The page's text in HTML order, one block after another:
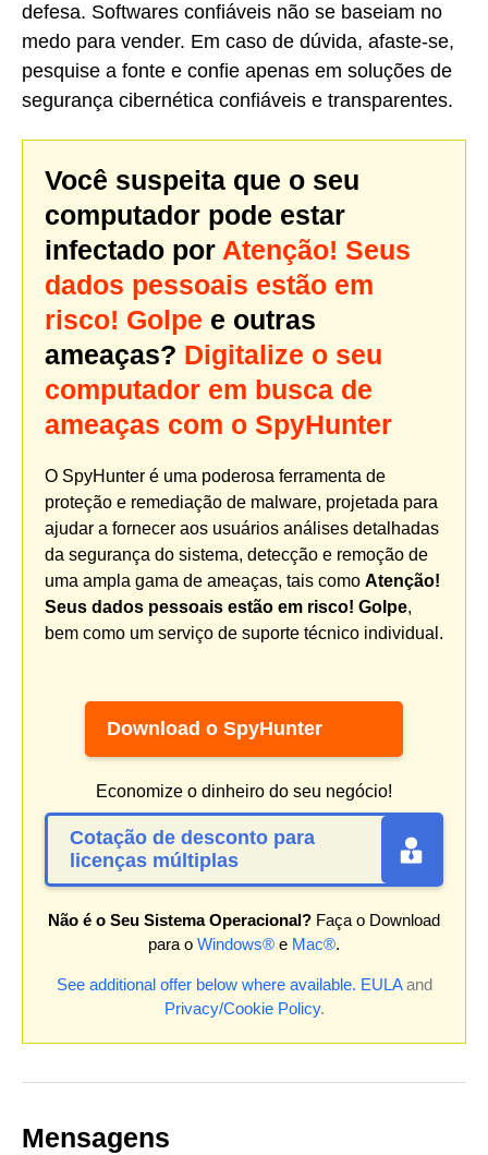
defesa. Softwares confiáveis não se baseiam no
medo para vender. Em caso de dúvida, afaste-se,
pesquise a fonte e confie apenas em soluções de
segurança cibernética confiáveis e transparentes.
Você suspeita que o seu
computador pode estar
infectado por Atenção! Seus
dados pessoais estão em
risco! Golpe e outras
ameaças? Digitalize o seu
computador em busca de
ameaças com o SpyHunter
O SpyHunter é uma poderosa ferramenta de
proteção e remediação de malware, projetada para
ajudar a fornecer aos usuários análises detalhadas
da segurança do sistema, detecção e remoção de
uma ampla gama de ameaças, tais como Atenção!
Seus dados pessoais estão em risco! Golpe,
bem como um serviço de suporte técnico individual.
Download o SpyHunter
Economize o dinheiro do seu negócio!
Cotação de desconto para
licenças múltiplas
Não é o Seu Sistema Operacional? Faça o Download
para o Windows® e Mac®.
See additional offer below where available. EULAand
Privacy/Cookie Policy.
Mensagens